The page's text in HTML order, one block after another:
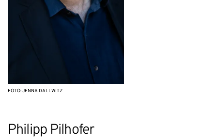
Philipp Pilhofer
FOTO: JENNA DALLWITZ